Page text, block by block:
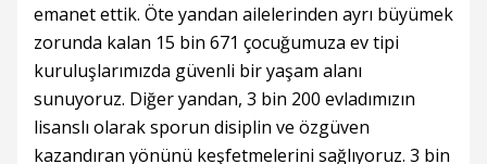
emanet ettik. Öte yandan ailelerinden ayrı büyümek
zorunda kalan 15 bin 671 çocuğumuza ev tipi
kuruluşlarımızda güvenli bir yaşam alanı
sunuyoruz. Diğer yandan, 3 bin 200 evladımızın
lisanslı olarak sporun disiplin ve özgüven
kazandıran yönünü keşfetmelerini sağlıyoruz. 3 bin